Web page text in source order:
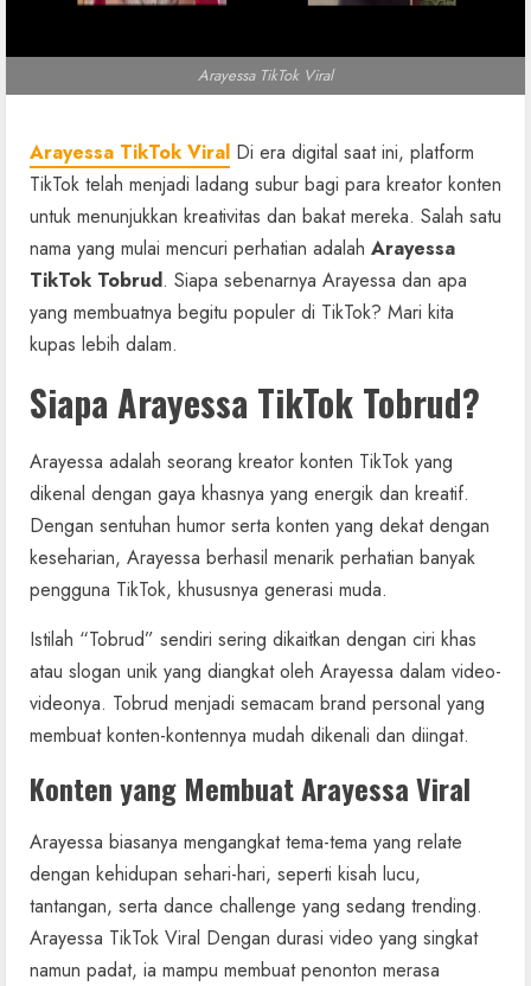
Arayessa TikTok Viral
Arayessa TikTok Viral Di era digital saat ini, platform
TikTok telah menjadi ladang subur bagi para kreator konten
untuk menunjukkan kreativitas dan bakat mereka. Salah satu
nama yang mulai mencuri perhatian adalah Arayessa
TikTok Tobrud. Siapa sebenarnya Arayessa dan apa
yang membuatnya begitu populer di TikTok? Mari kita
kupas lebih dalam.
Siapa Arayessa TikTok Tobrud?
Arayessa adalah seorang kreator konten TikTok yang
dikenal dengan gaya khasnya yang energik dan kreatif.
Dengan sentuhan humor serta konten yang dekat dengan
keseharian, Arayessa berhasil menarik perhatian banyak
pengguna TikTok, khususnya generasi muda.
Istilah “Tobrud” sendiri sering dikaitkan dengan ciri khas
atau slogan unik yang diangkat oleh Arayessa dalam video-
videonya. Tobrud menjadi semacam brand personal yang
membuat konten-kontennya mudah dikenali dan diingat.
Konten yang Membuat Arayessa Viral
Arayessa biasanya mengangkat tema-tema yang relate
dengan kehidupan sehari-hari, seperti kisah lucu,
tantangan, serta dance challenge yang sedang trending.
Arayessa TikTok Viral Dengan durasi video yang singkat
namun padat, ia mampu membuat penonton merasa